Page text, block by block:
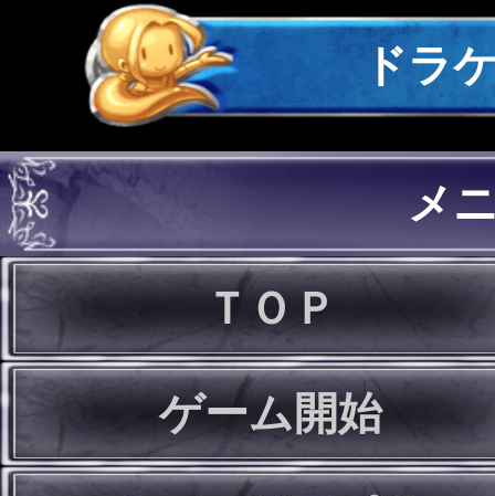
ドラ
メ
ＴＯＰ
ゲーム開始